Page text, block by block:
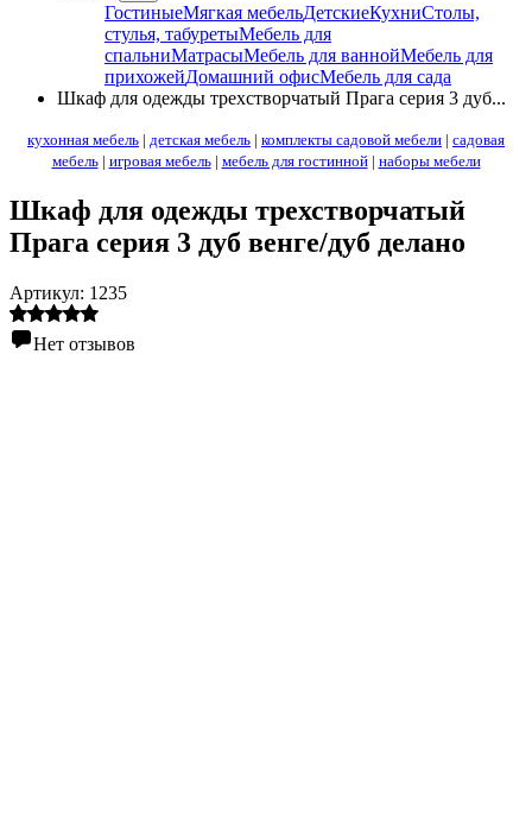
ГостиныеМягкая мебельДетскиеКухниСтолы,
стулья, табуретыМебель для
спальниМатрасыМебель для ваннойМебель для
прихожейДомашний офисМебель для сада
Шкаф для одежды трехстворчатый Прага серия 3 дуб...
кухонная мебель | детская мебель | комплекты садовой мебели | садовая
мебель| игровая мебель| мебель для гостинной| наборы мебели
Шкаф для одежды трехстворчатый
Прага серия 3 дуб венге/дуб делано
Артикул: 1235
Нет отзывов